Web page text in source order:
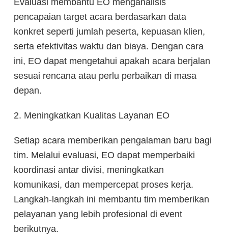
pencapaian target acara berdasarkan data
konkret seperti jumlah peserta, kepuasan klien,
serta efektivitas waktu dan biaya. Dengan cara
ini, EO dapat mengetahui apakah acara berjalan
sesuai rencana atau perlu perbaikan di masa
depan.
2. Meningkatkan Kualitas Layanan EO
Setiap acara memberikan pengalaman baru bagi
tim. Melalui evaluasi, EO dapat memperbaiki
koordinasi antar divisi, meningkatkan
komunikasi, dan mempercepat proses kerja.
Langkah-langkah ini membantu tim memberikan
pelayanan yang lebih profesional di event
berikutnya.